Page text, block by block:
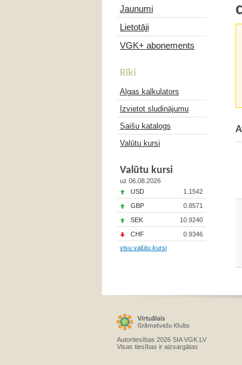
Jaunumi
Lietotāji
VGK+ abonements
Rīki
Algas kalkulators
Izvietot sludinājumu
Saišu katalogs
Valūtu kursi
Valūtu kursi
uz 06.08.2026
USD
1.1542
GBP
0.8571
SEK
10.9240
CHF
0.9346
visu valūtu kursi
Autortiesības 2026 SIA VGK.LV
Visas tiesības ir aizsargātas